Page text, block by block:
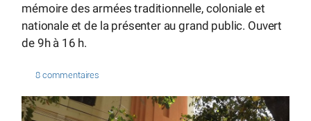
mémoire des armées traditionnelle, coloniale et
nationale et de la présenter au grand public. Ouvert
de 9h à 16 h.
8 commentaires